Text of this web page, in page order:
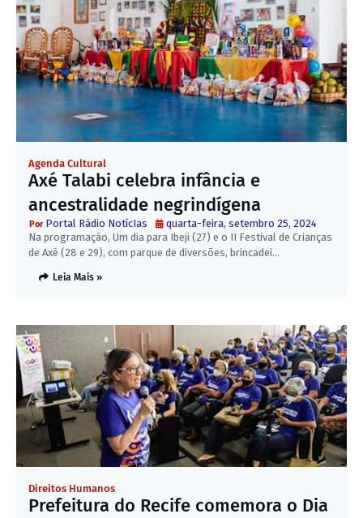
Agenda Cultural
Axé Talabi celebra infância e
ancestralidade negrindígena
Portal Rádio NotícIas
quarta-feira, setembro 25, 2024
Na programação, Um dia para Ibeji (27) e o II Festival de Crianças
de Axé (28 e 29), com parque de diversões, brincadei…
Leia Mais »
Direitos Humanos
Prefeitura do Recife comemora o Dia